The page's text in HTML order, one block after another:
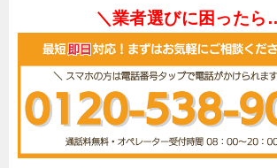
＼業者選びに困ったら